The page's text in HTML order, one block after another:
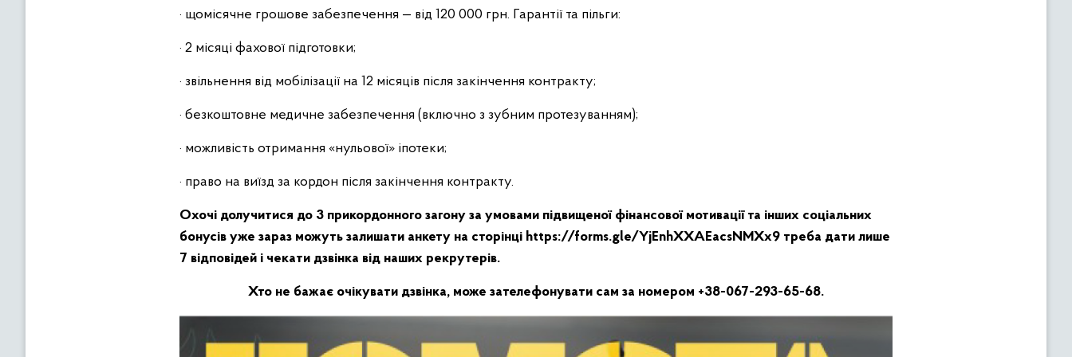
· щомісячне грошове забезпечення — від 120 000 грн. Гарантії та пільги:
· 2 місяці фахової підготовки;
· звільнення від мобілізації на 12 місяців після закінчення контракту;
· безкоштовне медичне забезпечення (включно з зубним протезуванням);
· можливість отримання «нульової» іпотеки;
· право на виїзд за кордон після закінчення контракту.
Охочі долучитися до 3 прикордонного загону за умовами підвищеної фінансової мотивації та інших соціальних
бонусів уже зараз можуть залишати анкету на сторінці https://forms.gle/YjEnhXXAEacsNMXx9 треба дати лише
7 відповідей і чекати дзвінка від наших рекрутерів.
Хто не бажає очікувати дзвінка, може зателефонувати сам за номером +38-067-293-65-68.